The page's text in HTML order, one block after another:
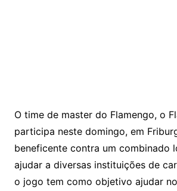
O time de master do Flamengo, o
participa neste domingo, em
beneficente contra um combinado
ajudar a diversas instituições de
o jogo tem como objetivo ajudar